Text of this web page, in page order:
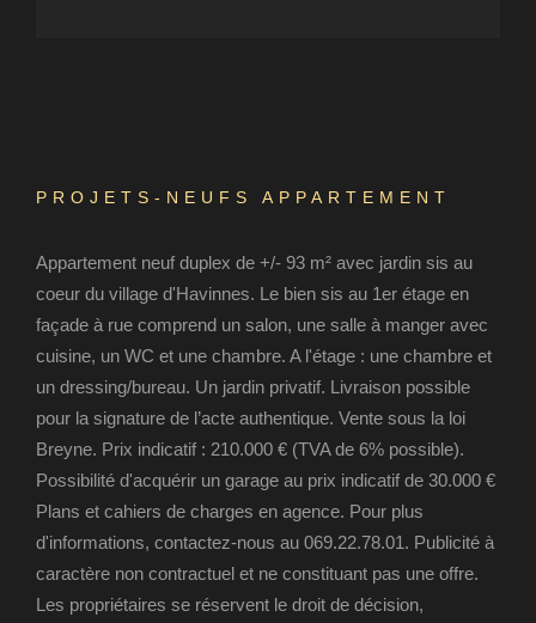
PROJETS-NEUFS APPARTEMENT
Appartement neuf duplex de +/- 93 m² avec jardin sis au
coeur du village d'Havinnes. Le bien sis au 1er étage en
façade à rue comprend un salon, une salle à manger avec
cuisine, un WC et une chambre. A l'étage : une chambre et
un dressing/bureau. Un jardin privatif. Livraison possible
pour la signature de l’acte authentique. Vente sous la loi
Breyne. Prix indicatif : 210.000 € (TVA de 6% possible).
Possibilité d'acquérir un garage au prix indicatif de 30.000 €
Plans et cahiers de charges en agence. Pour plus
d'informations, contactez-nous au 069.22.78.01. Publicité à
caractère non contractuel et ne constituant pas une offre.
Les propriétaires se réservent le droit de décision,